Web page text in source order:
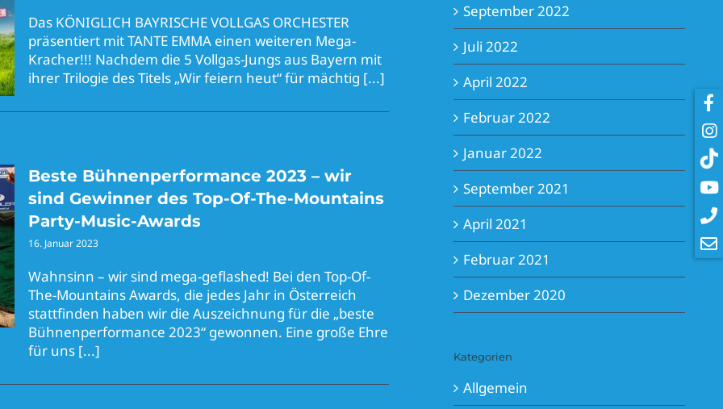
Das KÖNIGLICH BAYRISCHE VOLLGAS ORCHESTER
präsentiert mit TANTE EMMA einen weiteren Mega-
Kracher!!! Nachdem die 5 Vollgas-Jungs aus Bayern mit
ihrer Trilogie des Titels „Wir feiern heut“ für mächtig [...]
Beste Bühnenperformance 2023 – wir
sind Gewinner des Top-Of-The-Mountains
Party-Music-Awards
16. Januar 2023
Wahnsinn – wir sind mega-geflashed! Bei den Top-Of-
The-Mountains Awards, die jedes Jahr in Österreich
stattfinden haben wir die Auszeichnung für die „beste
Bühnenperformance 2023“ gewonnen. Eine große Ehre
für uns [...]
September 2022
Juli 2022
April 2022
Februar 2022
Januar 2022
September 2021
April 2021
Februar 2021
Dezember 2020
Kategorien
Allgemein